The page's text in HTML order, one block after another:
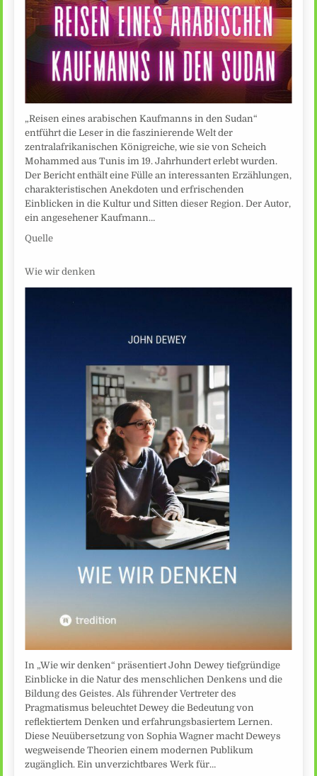
„Reisen eines arabischen Kaufmanns in den Sudan“
entführt die Leser in die faszinierende Welt der
zentralafrikanischen Königreiche, wie sie von Scheich
Mohammed aus Tunis im 19. Jahrhundert erlebt wurden.
Der Bericht enthält eine Fülle an interessanten Erzählungen,
charakteristischen Anekdoten und erfrischenden
Einblicken in die Kultur und Sitten dieser Region. Der Autor,
ein angesehener Kaufmann…
Quelle
Wie wir denken
In „Wie wir denken“ präsentiert John Dewey tiefgründige
Einblicke in die Natur des menschlichen Denkens und die
Bildung des Geistes. Als führender Vertreter des
Pragmatismus beleuchtet Dewey die Bedeutung von
reflektiertem Denken und erfahrungsbasiertem Lernen.
Diese Neuübersetzung von Sophia Wagner macht Deweys
wegweisende Theorien einem modernen Publikum
zugänglich. Ein unverzichtbares Werk für…